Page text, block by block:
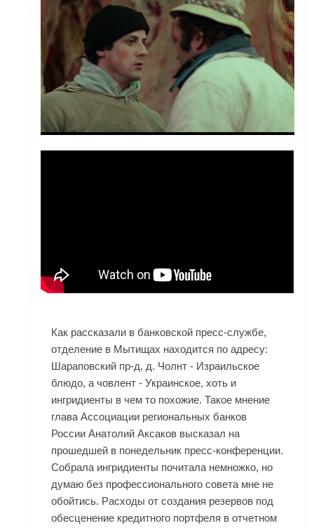
Как рассказали в банковской пресс-службе,
отделение в Мытищах находится по адресу:
Шараповский пр-д, д. Чолнт - Израильское
блюдо, а човлент - Украинское, хоть и
ингридиенты в чем то похожие. Такое мнение
глава Ассоциации региональных банков
России Анатолий Аксаков высказал на
прошедшей в понедельник пресс-конференции.
Собрала ингридиенты почитала немножко, но
думаю без профессионального совета мне не
обойтись. Расходы от создания резервов под
обесценение кредитного портфеля в отчетном